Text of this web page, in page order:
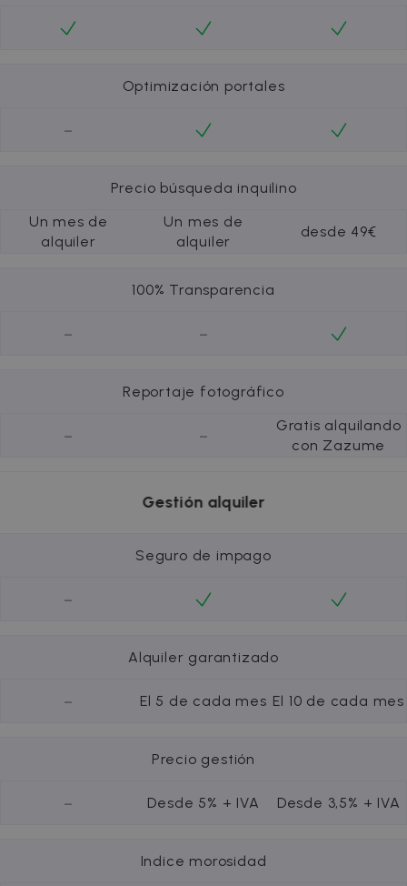
Optimización portales
-
Precio búsqueda inquilino
Un mes de
alquiler
Un mes de
alquiler
desde 49€
100% Transparencia
- -
Reportaje fotográfico
- -
Gratis alquilando
con Zazume
Gestión alquiler
Seguro de impago
-
Alquiler garantizado
- El 5 de cada mes El 10 de cada mes
Precio gestión
- Desde 5% + IVA Desde 3,5% + IVA
Indice morosidad